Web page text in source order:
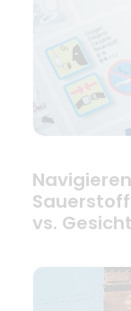
vs.